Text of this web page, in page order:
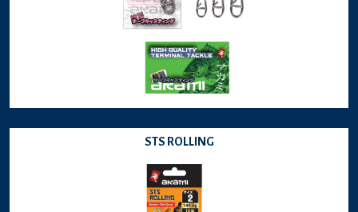
STS ROLLING